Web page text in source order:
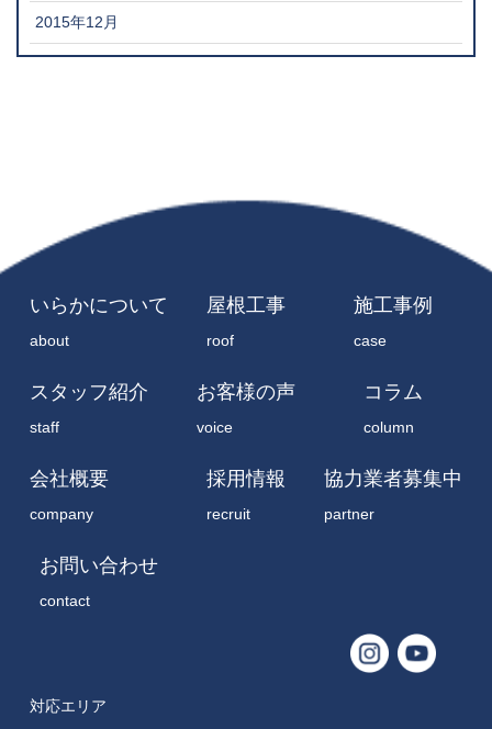
2015年12月
いらかについて
about
屋根工事
roof
施工事例
case
スタッフ紹介
staff
お客様の声
voice
コラム
column
会社概要
company
採用情報
recruit
協力業者募集中
partner
お問い合わせ
contact
対応エリア